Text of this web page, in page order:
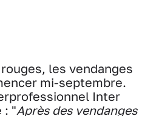
les vendanges
mi-septembre.
Inter
: "Après des vendanges